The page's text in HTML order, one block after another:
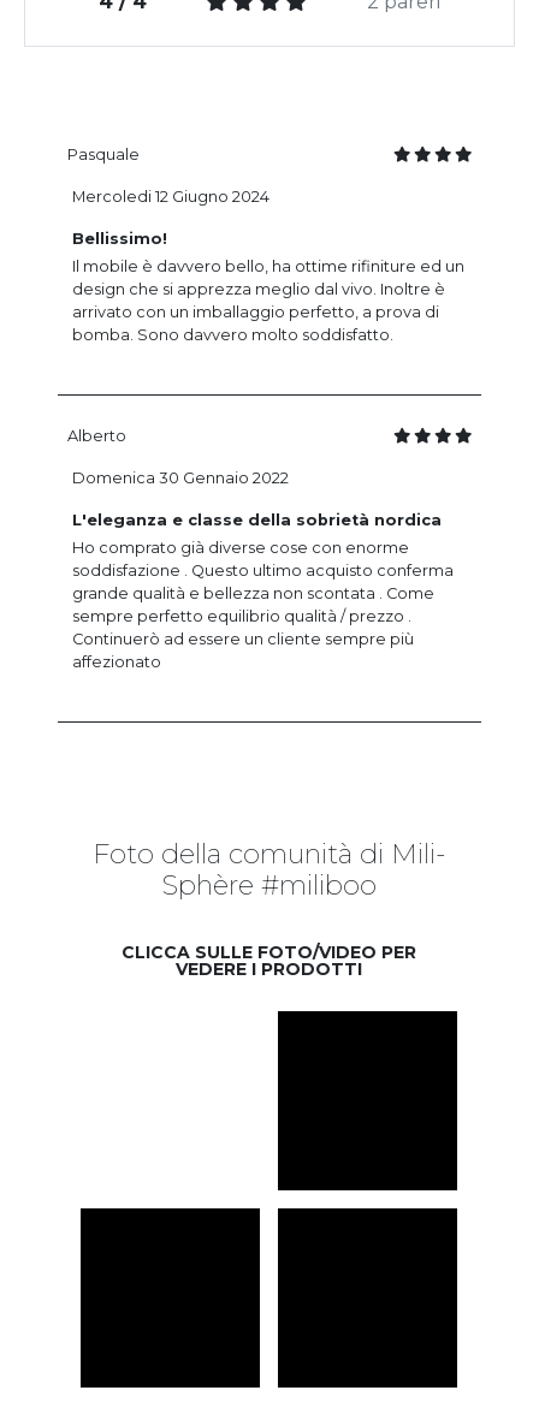
Pasquale
Bellissimo!
Il mobile è davvero bello, ha ottime rifiniture ed un
design che si apprezza meglio dal vivo. Inoltre è
arrivato con un imballaggio perfetto, a prova di
bomba. Sono davvero molto soddisfatto.
Mercoledi 12 Giugno 2024
Alberto
L'eleganza e classe della sobrietà nordica
Ho comprato già diverse cose con enorme
soddisfazione . Questo ultimo acquisto conferma
grande qualità e bellezza non scontata . Come
sempre perfetto equilibrio qualità / prezzo .
Continuerò ad essere un cliente sempre più
affezionato
Domenica 30 Gennaio 2022
Foto della comunità di Mili-
Sphère #miliboo
CLICCA SULLE FOTO/VIDEO PER
VEDERE I PRODOTTI